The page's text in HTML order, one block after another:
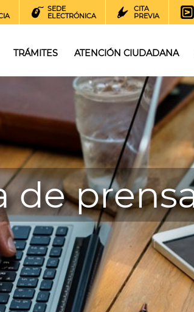
SEDE
ELECTRÓNICA
CITA
PREVIA
TRÁMITES ATENCIÓN CIUDADANA
de